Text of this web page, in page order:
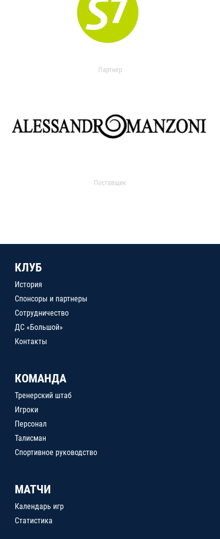
Партнер
Поставщик
КЛУБ
История
Спонсоры и партнеры
Сотрудничество
ДС «Большой»
Контакты
КОМАНДА
Тренерский штаб
Игроки
Персонал
Талисман
Спортивное руководство
МАТЧИ
Календарь игр
Статистика